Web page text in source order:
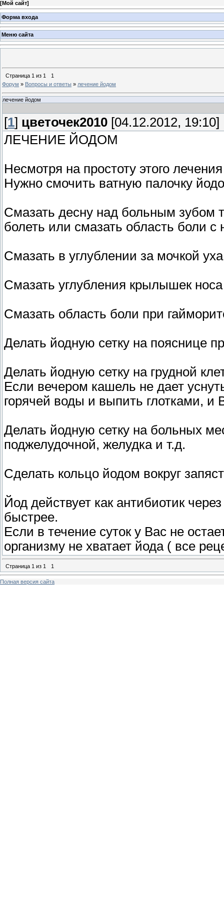
[Мой сайт]
Форма входа
Меню сайта
Страница 1 из 1
1
Форум » Вопросы и ответы » лечение йодом
лечение йодом
[1] цветочек2010 [04.12.2012, 19:10]
ЛЕЧЕНИЕ ЙОДОМ
Несмотря на простоту этого
Нужно смочить ватную палочку
Смазать десну над больным зубом
болеть или смазать область боли с
Смазать в углублении за мочкой
Смазать углубления крылышек
Смазать область боли при
Делать йодную сетку на пояснице
Делать йодную сетку на грудной
Если вечером кашель не дает
горячей воды и выпить глотками, и
Делать йодную сетку на больных
поджелудочной, желудка и т.д.
Сделать кольцо йодом вокруг
Йод действует как антибиотик
быстрее.
Если в течение суток у Вас не
организму не хватает йода ( все
Страница 1 из 1 1
Полная версия сайта